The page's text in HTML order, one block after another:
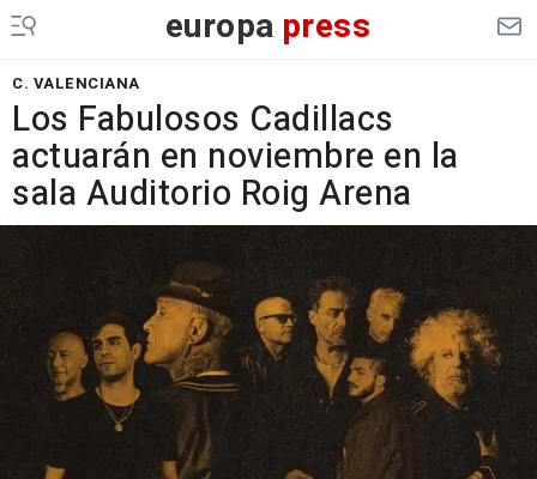
europa press
C. VALENCIANA
Los Fabulosos Cadillacs
actuarán en noviembre en la
sala Auditorio Roig Arena